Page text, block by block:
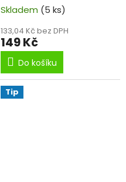
Skladem (5 ks)
133,04 Kč bez DPH
149 Kč
Do košíku
Tip